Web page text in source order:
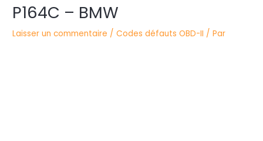
P164C – BMW
Laisser un commentaire /Codes défauts OBD-II / Par
des
articles